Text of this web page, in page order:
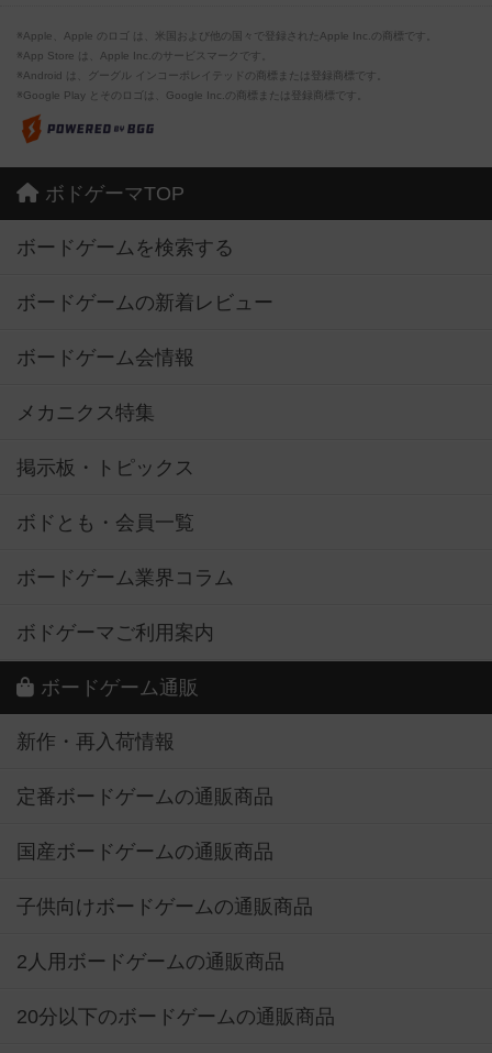
※Apple、Apple のロゴ は、米国および他の国々で登録されたApple Inc.の商標です。
※App Store は、Apple Inc.のサービスマークです。
※Android は、グーグル インコーポレイテッドの商標または登録商標です。
※Google Play とそのロゴは、Google Inc.の商標または登録商標です。
ボドゲーマTOP
ボードゲームを検索する
ボードゲームの新着レビュー
ボードゲーム会情報
メカニクス特集
掲示板・トピックス
ボドとも・会員一覧
ボードゲーム業界コラム
ボドゲーマご利用案内
ボードゲーム通販
新作・再入荷情報
定番ボードゲームの通販商品
国産ボードゲームの通販商品
子供向けボードゲームの通販商品
2人用ボードゲームの通販商品
20分以下のボードゲームの通販商品